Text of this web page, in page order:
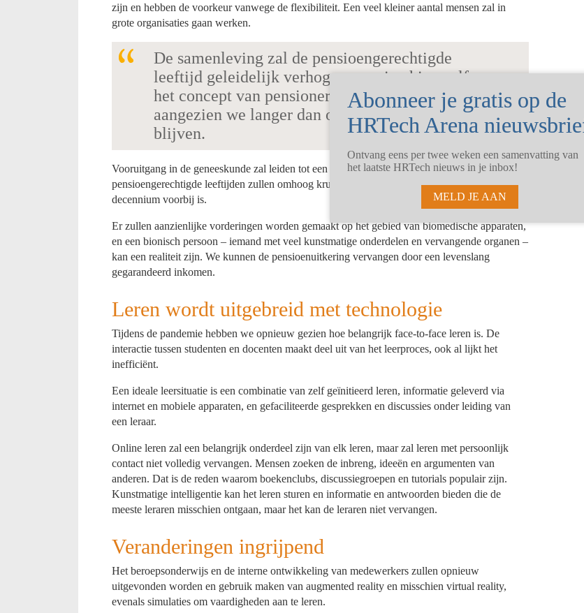
zijn en hebben de voorkeur vanwege de flexibiliteit. Een veel kleiner aantal mensen zal in
grote organisaties gaan werken.
De samenleving zal de pensioengerechtigde
leeftijd geleidelijk verhogen en misschien zelfs
het concept van pensionering afschaffen,
aangezien we langer dan ooit gezond en actief
blijven.
Vooruitgang in de geneeskunde zal leiden tot een langer en gezonder leven. De
pensioengerechtigde leeftijden zullen omhoog kruipen en de 70+ naderen voordat het
decennium voorbij is.
Er zullen aanzienlijke vorderingen worden gemaakt op het gebied van biomedische apparaten,
en een bionisch persoon – iemand met veel kunstmatige onderdelen en vervangende organen –
kan een realiteit zijn. We kunnen de pensioenuitkering vervangen door een levenslang
gegarandeerd inkomen.
Leren wordt uitgebreid met technologie
Tijdens de pandemie hebben we opnieuw gezien hoe belangrijk face-to-face leren is. De
interactie tussen studenten en docenten maakt deel uit van het leerproces, ook al lijkt het
inefficiënt.
Een ideale leersituatie is een combinatie van zelf geïnitieerd leren, informatie geleverd via
internet en mobiele apparaten, en gefaciliteerde gesprekken en discussies onder leiding van
een leraar.
Online leren zal een belangrijk onderdeel zijn van elk leren, maar zal leren met persoonlijk
contact niet volledig vervangen. Mensen zoeken de inbreng, ideeën en argumenten van
anderen. Dat is de reden waarom boekenclubs, discussiegroepen en tutorials populair zijn.
Kunstmatige intelligentie kan het leren sturen en informatie en antwoorden bieden die de
meeste leraren misschien ontgaan, maar het kan de leraren niet vervangen.
Veranderingen ingrijpend
Het beroepsonderwijs en de interne ontwikkeling van medewerkers zullen opnieuw
uitgevonden worden en gebruik maken van augmented reality en misschien virtual reality,
evenals simulaties om vaardigheden aan te leren.
Ontvang eens per twee weken een samenvatting van
het laatste HRTech nieuws in je inbox!
MELD JE AAN